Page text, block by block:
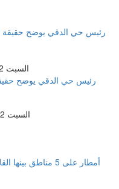
السبت 02 أغسطس 2025 04:25 مساءً
رئيس حي الدقي يوضح
السبت 02 أغسطس 2025 11:18 صباحاً
أمطار على 5